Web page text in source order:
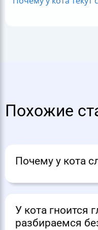
Похожие
Почему у кота
У кота гноится
разбираемся